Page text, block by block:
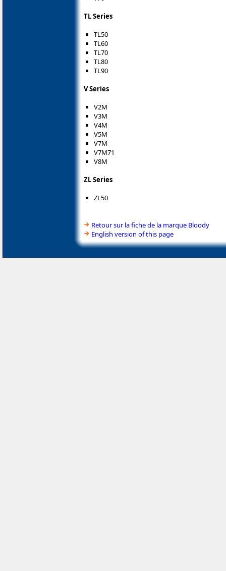
TL Series
TL50
TL60
TL70
TL80
TL90
V Series
V2M
V3M
V4M
V5M
V7M
V7M71
V8M
ZL Series
ZL50
Retour sur la fiche de la marque Bloody
English version of this page